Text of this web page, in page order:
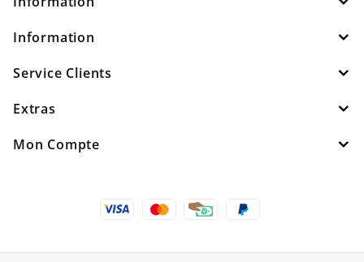
Information
Service Clients
Extras
Mon Compte